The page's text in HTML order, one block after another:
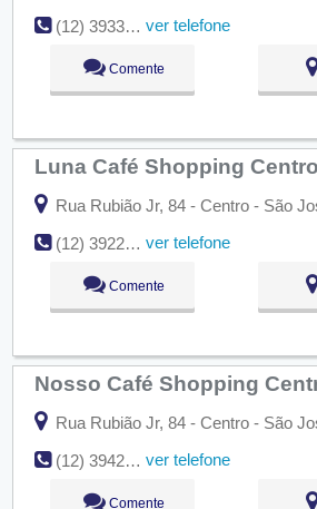
(12) 3933-6267
ver telefone
Comente
Luna Café Shopping Centro
Rua Rubião Jr, 84 - Centro - São
(12) 3922-5340
ver telefone
Comente
Nosso Café Shopping
Rua Rubião Jr, 84 - Centro - São
(12) 3942-3849
ver telefone
Comente